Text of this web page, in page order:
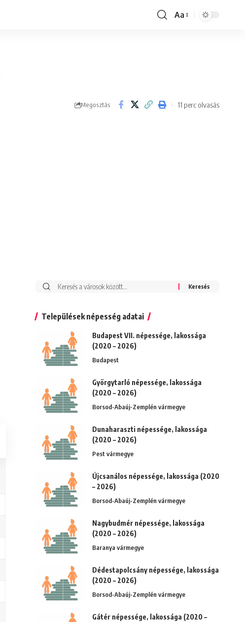
Font
Aa
Megosztás 11 perc olvasás
Keresés:
Települések népesség adatai
Budapest VII. népessége, lakossága
(2020 – 2026)
Budapest
Györgytarló népessége, lakossága
(2020 – 2026)
Borsod-Abaúj-Zemplén vármegye
Dunaharaszti népessége, lakossága
(2020 – 2026)
Pest vármegye
Újcsanálos népessége, lakossága (2020
– 2026)
Borsod-Abaúj-Zemplén vármegye
Nagybudmér népessége, lakossága
(2020 – 2026)
Baranya vármegye
Dédestapolcsány népessége, lakossága
(2020 – 2026)
Borsod-Abaúj-Zemplén vármegye
Gátér népessége, lakossága (2020 –